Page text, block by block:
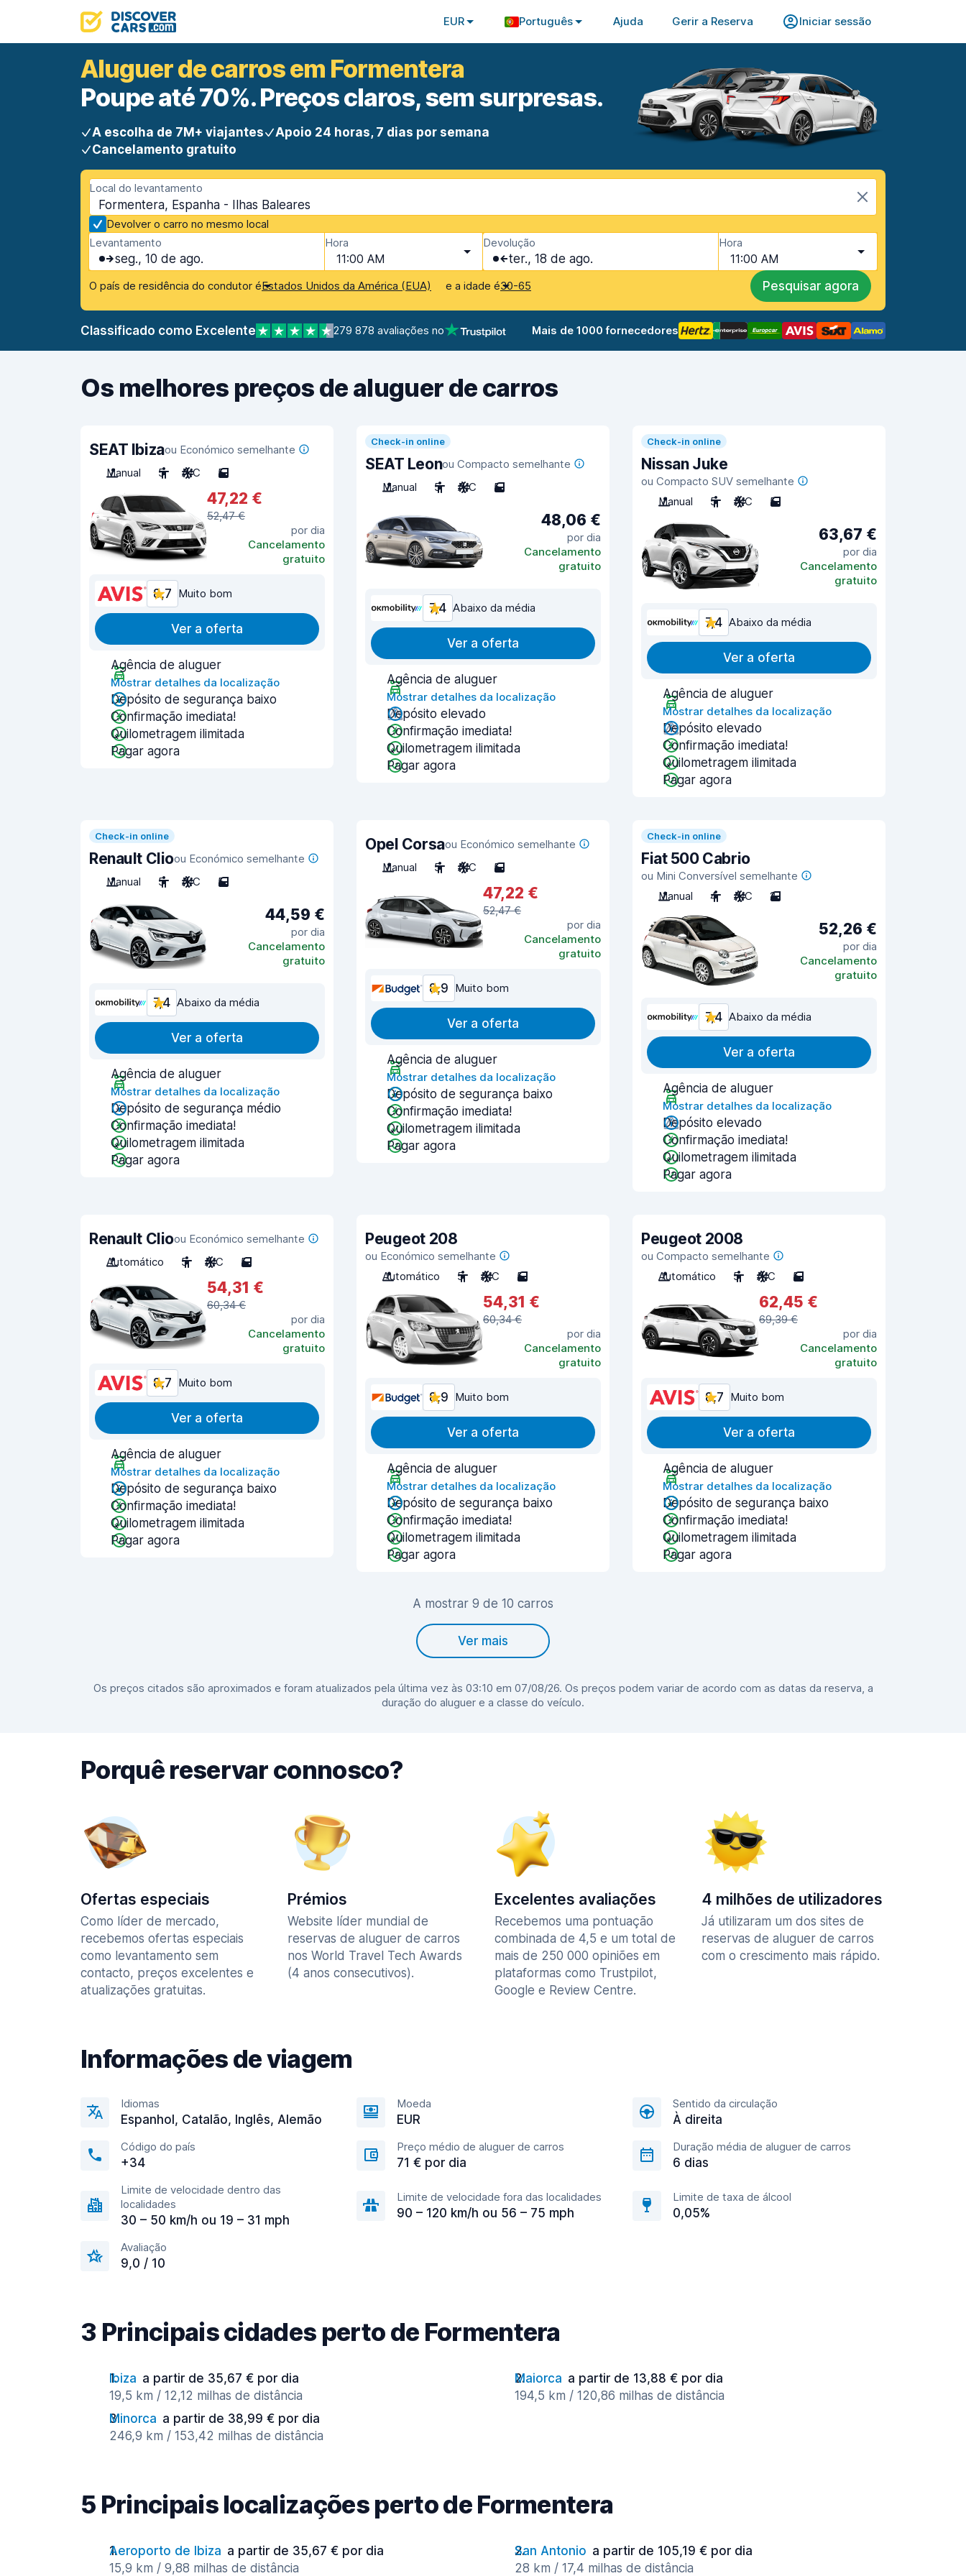
EUR Português Ajuda Gerir a Reserva Iniciar sessão
Aluguer de carros em Formentera
Poupe até 70%. Preços claros, sem surpresas.
A escolha de 7M+ viajantes
Apoio 24 horas, 7 dias por semana
Cancelamento gratuito
Local do levantamento
Formentera, Espanha - Ilhas Baleares
Devolver o carro no mesmo local
Levantamento
seg., 10 de ago.
Hora
11:00 AM
Devolução
ter., 18 de ago.
Hora
11:00 AM
O país de residência do condutor éEstados Unidos da América (EUA) e a idade é30-65 Pesquisar agora
Classificado como Excelente 279 878 avaliações no Mais de 1000 fornecedores
Os melhores preços de aluguer de carros
SEAT Ibizaou Económico semelhante
Manual
5 A/C 5
47,22 €
52,47 €
por dia
Cancelamento
gratuito
8,7 Muito bom
Ver a oferta
Agência de aluguer
Mostrar detalhes da localização
Depósito de segurança baixo
Confirmação imediata!
Quilometragem ilimitada
Pagar agora
Check-in online
SEAT Leonou Compacto semelhante
Manual
5 A/C 5
48,06 €
por dia
Cancelamento
gratuito
7,4 Abaixo da média
Ver a oferta
Agência de aluguer
Mostrar detalhes da localização
Depósito elevado
Confirmação imediata!
Quilometragem ilimitada
Pagar agora
Check-in online
Nissan Juke
ou Compacto SUV semelhante
Manual
5 A/C 5
63,67 €
por dia
Cancelamento
gratuito
7,4 Abaixo da média
Ver a oferta
Agência de aluguer
Mostrar detalhes da localização
Depósito elevado
Confirmação imediata!
Quilometragem ilimitada
Pagar agora
Check-in online
Renault Clioou Económico semelhante
Manual
5 A/C 5
44,59 €
por dia
Cancelamento
gratuito
7,4 Abaixo da média
Ver a oferta
Agência de aluguer
Mostrar detalhes da localização
Depósito de segurança médio
Confirmação imediata!
Quilometragem ilimitada
Pagar agora
Opel Corsaou Económico semelhante
Manual
5 A/C 5
47,22 €
52,47 €
por dia
Cancelamento
gratuito
8,9 Muito bom
Ver a oferta
Agência de aluguer
Mostrar detalhes da localização
Depósito de segurança baixo
Confirmação imediata!
Quilometragem ilimitada
Pagar agora
Check-in online
Fiat 500 Cabrio
ou Mini Conversível semelhante
Manual
4 A/C 2
52,26 €
por dia
Cancelamento
gratuito
7,4 Abaixo da média
Ver a oferta
Agência de aluguer
Mostrar detalhes da localização
Depósito elevado
Confirmação imediata!
Quilometragem ilimitada
Pagar agora
Renault Clioou Económico semelhante
Automático
5 A/C 5
54,31 €
60,34 €
por dia
Cancelamento
gratuito
8,7 Muito bom
Ver a oferta
Agência de aluguer
Mostrar detalhes da localização
Depósito de segurança baixo
Confirmação imediata!
Quilometragem ilimitada
Pagar agora
Peugeot 208
ou Económico semelhante
Automático
5 A/C 5
54,31 €
60,34 €
por dia
Cancelamento
gratuito
8,9 Muito bom
Ver a oferta
Agência de aluguer
Mostrar detalhes da localização
Depósito de segurança baixo
Confirmação imediata!
Quilometragem ilimitada
Pagar agora
Peugeot 2008
ou Compacto semelhante
Automático
5 A/C 5
62,45 €
69,39 €
por dia
Cancelamento
gratuito
8,7 Muito bom
Ver a oferta
Agência de aluguer
Mostrar detalhes da localização
Depósito de segurança baixo
Confirmação imediata!
Quilometragem ilimitada
Pagar agora
A mostrar 9 de 10 carros
Ver mais
Os preços citados são aproximados e foram atualizados pela última vez às 03:10 em 07/08/26. Os preços podem variar de acordo com as datas da reserva, a
duração do aluguer e a classe do veículo.
Porquê reservar connosco?
Ofertas especiais
Como líder de mercado,
recebemos ofertas especiais
como levantamento sem
contacto, preços excelentes e
atualizações gratuitas.
Prémios
Website líder mundial de
reservas de aluguer de carros
nos World Travel Tech Awards
(4 anos consecutivos).
Excelentes avaliações
Recebemos uma pontuação
combinada de 4,5 e um total de
mais de 250 000 opiniões em
plataformas como Trustpilot,
Google e Review Centre.
4 milhões de utilizadores
Já utilizaram um dos sites de
reservas de aluguer de carros
com o crescimento mais rápido.
Informações de viagem
Idiomas
Espanhol, Catalão, Inglês, Alemão
Moeda
EUR
Sentido da circulação
À direita
Código do país
+34
Preço médio de aluguer de carros
71 € por dia
Duração média de aluguer de carros
6 dias
Limite de velocidade dentro das
localidades
30 – 50 km/h ou 19 – 31 mph
Limite de velocidade fora das localidades
90 – 120 km/h ou 56 – 75 mph
Limite de taxa de álcool
0,05%
Avaliação
9,0 / 10
3 Principais cidades perto de Formentera
Ibiza a partir de 35,67 € por dia
19,5 km / 12,12 milhas de distância
Maiorca a partir de 13,88 € por dia
194,5 km / 120,86 milhas de distância
Minorca a partir de 38,99 € por dia
246,9 km / 153,42 milhas de distância
5 Principais localizações perto de Formentera
Aeroporto de Ibiza a partir de 35,67 € por dia
15,9 km / 9,88 milhas de distância
San Antonio a partir de 105,19 € por dia
28 km / 17,4 milhas de distância